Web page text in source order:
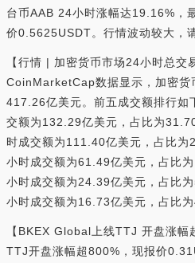
台币AAB 24小时涨幅达19.16%，
价0.5625USDT。行情波动较大，
【行情 | 加密货币市场24小时总交
CoinMarketCap数据显示，加密货
417.26亿美元。前五成交额排行如
交额为132.29亿美元，占比为
时成交额为111.40亿美元，占比
小时成交额为61.49亿美元，占比
小时成交额为24.39亿美元，占比
小时成交额为16.73亿美元，占比为
【BKEX Global上线TTJ 开盘涨幅
TTJ开盘涨幅超800%，现报价